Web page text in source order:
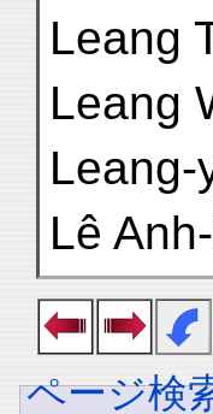
Leang
Leang
Leang-
Lê
ページ検